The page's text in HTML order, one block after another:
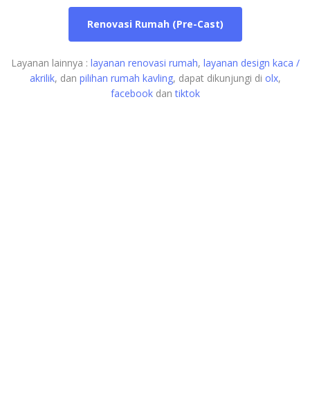
Renovasi Rumah (Pre-Cast)
Layanan lainnya : layanan renovasi rumah layanan design kaca /
akrilik, dan pilihan rumah kavling, dapat dikunjungi di olx,
facebookdantiktok